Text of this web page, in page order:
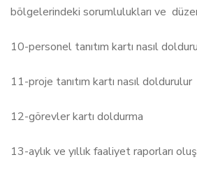
bölgelerindeki sorumlulukları ve
10-personel tanıtım kartı nasıl
11-proje tanıtım kartı nasıl doldurulur
12-görevler kartı doldurma
13-aylık ve yıllık faaliyet raporları